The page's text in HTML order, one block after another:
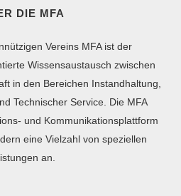
DIE MFA
Vereins MFA ist der
Wissensaustausch zwischen
in den Bereichen Instandhaltung,
Technischer Service. Die MFA
und Kommunikationsplattform
eine Vielzahl von speziellen
an.